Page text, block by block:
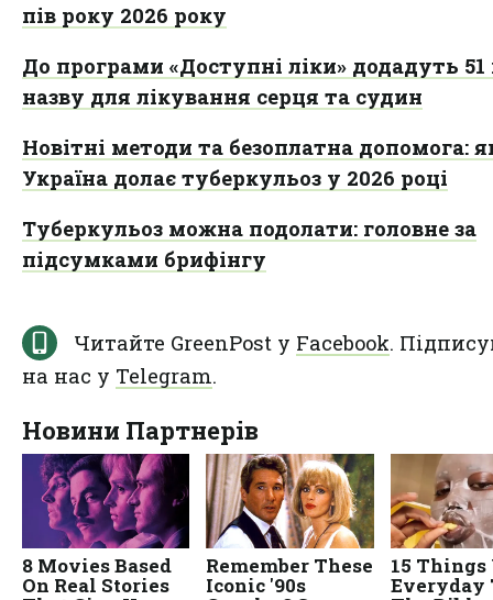
пів року 2026 року
До програми «Доступні ліки» додадуть 51
назву для лікування серця та судин
Новітні методи та безоплатна допомога:
Україна долає туберкульоз у 2026 році
Туберкульоз можна подолати: головне за
підсумками брифінгу
Читайте GreenPost у Facebook.
на нас у Telegram.